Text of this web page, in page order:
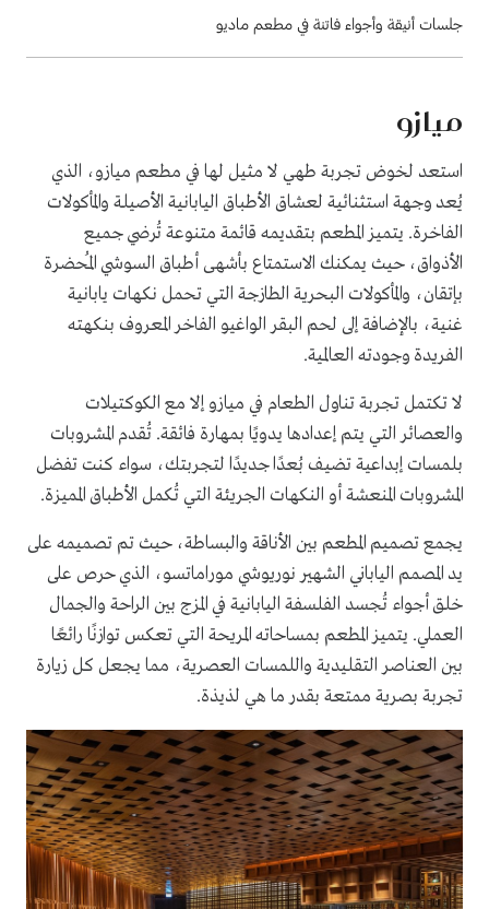
جلسات أنيقة وأجواء فاتنة في مطعم ماديو
ميازو
استعد لخوض تجربة طهي لا مثيل لها في مطعم ميازو، الذي
يُعد وجهة استثنائية لعشاق الأطباق اليابانية الأصيلة والمأكولات
الفاخرة. يتميز المطعم بتقديمه قائمة متنوعة تُرضي جميع
الأذواق، حيث يمكنك الاستمتاع بأشهى أطباق السوشي المُحضرة
بإتقان، والمأكولات البحرية الطازجة التي تحمل نكهات يابانية
غنية، بالإضافة إلى لحم البقر الواغيو الفاخر المعروف بنكهته
الفريدة وجودته العالمية.
لا تكتمل تجربة تناول الطعام في ميازو إلا مع الكوكتيلات
والعصائر التي يتم إعدادها يدويًا بمهارة فائقة. تُقدم المشروبات
بلمسات إبداعية تضيف بُعدًا جديدًا لتجربتك، سواء كنت تفضل
المشروبات المنعشة أو النكهات الجريئة التي تُكمل الأطباق المميزة.
يجمع تصميم المطعم بين الأناقة والبساطة، حيث تم تصميمه على
يد المصمم الياباني الشهير نوريوشي موراماتسو، الذي حرص على
خلق أجواء تُجسد الفلسفة اليابانية في المزج بين الراحة والجمال
العملي. يتميز المطعم بمساحاته المريحة التي تعكس توازنًا رائعًا
بين العناصر التقليدية واللمسات العصرية، مما يجعل كل زيارة
تجربة بصرية ممتعة بقدر ما هي لذيذة.